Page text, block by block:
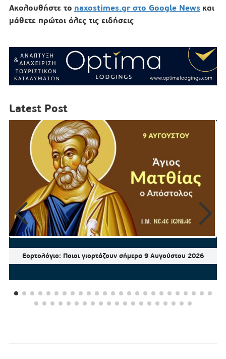
Ακολουθήστε το naxostimes.gr στο Google News και
μάθετε πρώτοι όλες τις ειδήσεις
Latest Post
Εορτολόγιο: Ποιοι γιορτάζουν σήμερα 9 Αυγούστου 2026